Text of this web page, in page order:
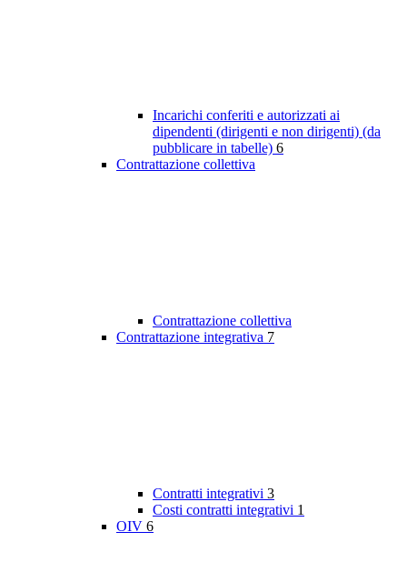
Incarichi conferiti e autorizzati ai
dipendenti (dirigenti e non dirigenti) (da
pubblicare in tabelle) 6
Contrattazione collettiva
Contrattazione collettiva
Contrattazione integrativa 7
Contratti integrativi 3
Costi contratti integrativi 1
OIV 6